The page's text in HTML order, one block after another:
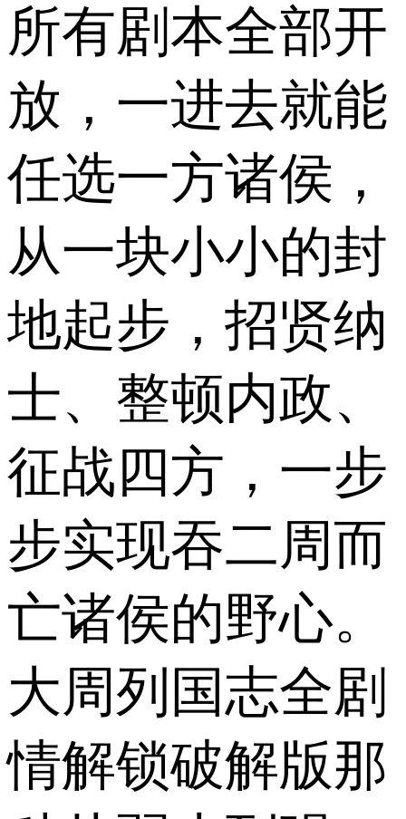
所有剧本全部开
放，一进去就能
任选一方诸侯，
从一块小小的封
地起步，招贤纳
士、整顿内政、
征战四方，一步
步实现吞二周而
亡诸侯的野心。
大周列国志全剧
情解锁破解版那